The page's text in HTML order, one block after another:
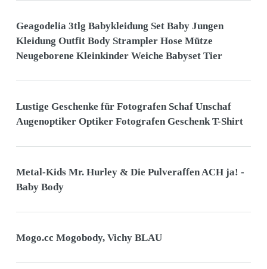
Geagodelia 3tlg Babykleidung Set Baby Jungen
Kleidung Outfit Body Strampler Hose Mütze
Neugeborene Kleinkinder Weiche Babyset Tier
Lustige Geschenke für Fotografen Schaf Unschaf
Augenoptiker Optiker Fotografen Geschenk T-Shirt
Metal-Kids Mr. Hurley & Die Pulveraffen ACH ja! -
Baby Body
Mogo.cc Mogobody, Vichy BLAU